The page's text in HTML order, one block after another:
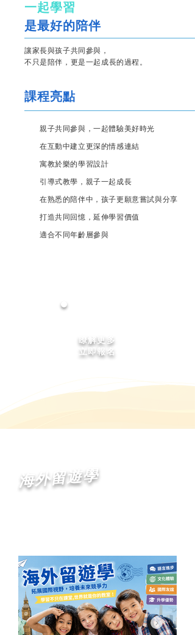
一起學習
是最好的陪伴
讓家長與孩子共同參與，
不只是陪伴，更是一起成長的過程。
課程亮點
親子共同參與，一起體驗美好時光
在互動中建立更深的情感連結
寓教於樂的學習設計
引導式教學，親子一起成長
在熟悉的陪伴中，孩子更願意嘗試與分享
打造共同回憶，延伸學習價值
瞭解更多
立即報名
適合不同年齡層參與
海外留遊學
探索．成長．挑戰．友誼